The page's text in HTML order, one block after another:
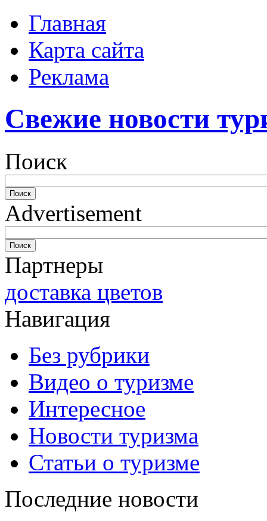
Главная
Карта сайта
Реклама
Свежие новости
Поиск
Advertisement
Партнеры
доставка цветов
Навигация
Без рубрики
Видео о туризме
Интересное
Новости туризма
Статьи о туризме
Последние новости